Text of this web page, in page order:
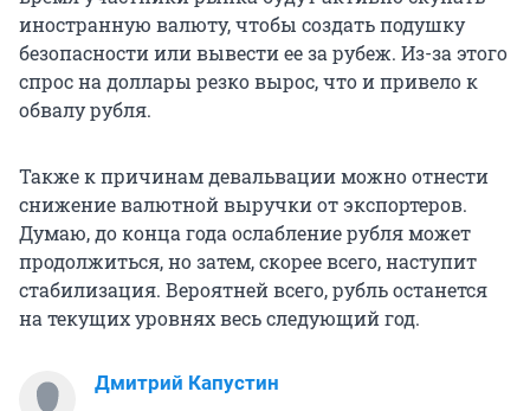
иностранную валюту, чтобы создать подушку
безопасности или вывести ее за рубеж. Из-за этого
спрос на доллары резко вырос, что и привело к
обвалу рубля.
Также к причинам девальвации можно отнести
снижение валютной выручки от экспортеров.
Думаю, до конца года ослабление рубля может
продолжиться, но затем, скорее всего, наступит
стабилизация. Вероятней всего, рубль останется
на текущих уровнях весь следующий год.
Дмитрий Капустин